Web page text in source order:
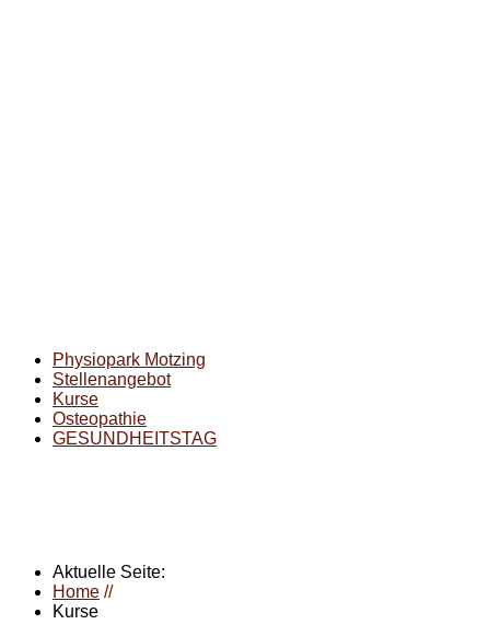
Physiopark Motzing
Stellenangebot
Kurse
Osteopathie
GESUNDHEITSTAG
Aktuelle Seite:
Home //
Kurse